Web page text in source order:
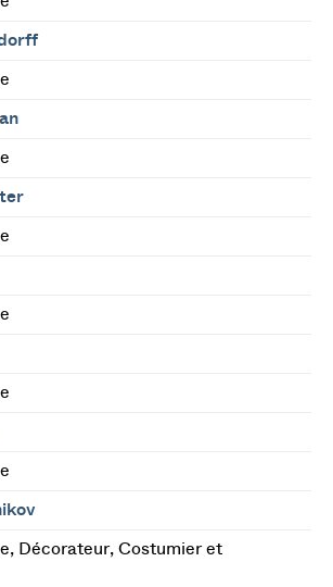
Décorateur, Costumier et